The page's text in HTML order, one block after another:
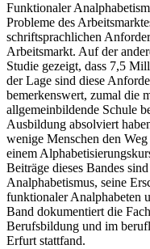
Funktionaler
Probleme des
schriftsprachlichen
Arbeitsmarkt. Auf der
Studie gezeigt, dass 7,5
der Lage sind diese
bemerkenswert, zumal die
allgemeinbildende Schule
Ausbildung absolviert
wenige Menschen den
einem
Beiträge dieses Bandes
Analphabetismus, seine
funktionaler Analphabeten
Band dokumentiert die
Berufsbildung und im
Erfurt stattfand.